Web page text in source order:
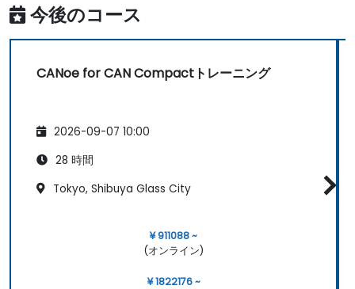
今後のコース
CANoe for CAN Compactトレーニング
2026-09-07 10:00
28 時間
Tokyo, Shibuya Glass City
¥ 911088 ~
(オンライン)
¥ 1822176 ~